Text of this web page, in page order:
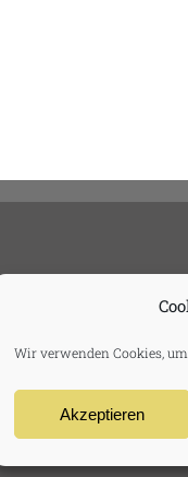
Wir verwenden Cookies,
Akzeptieren
Haftungsausschluss